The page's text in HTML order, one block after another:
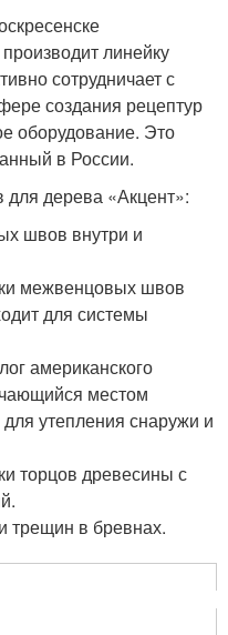
линейку
сотрудничает с
создания рецептур
оборудование. Это
в России.
для дерева «Акцент»:
швов внутри и
межвенцовых швов
для системы
американского
местом
утепления снаружи и
торцов древесины с
трещин в бревнах.